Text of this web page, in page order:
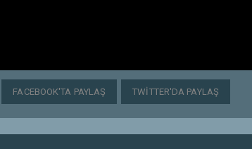
FACEBOOK'TA PAYLAŞ TWITTER'DA PAYLAŞ